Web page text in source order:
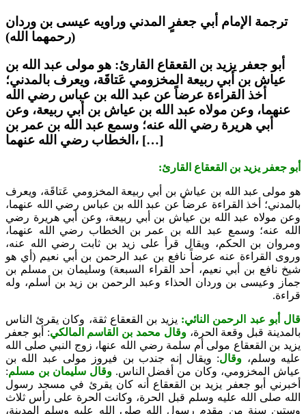
ترجمة الإمام أبي جعفرٍ المدني وراويه عيسى بن وردان
(رحمهما الله)
أبو جعفر يزيد بن القعقاع القارئ: هو مولى عبد الله بن
عياش بن أبي ربيعة المخزومي عَتاقَة، ويعرف بالمدني؛
أخذ القراءة عرضاً عن عبد الله بن عباس رضي الله
عنهما، وعن مولاه عبد الله بن عياش بن أبي ربيعة، وعن
أبي هريرة رضي الله عنه؛ وسمع عبد الله بن عمر بن
الخطاب رضي الله عنهما، […]
أبو جعفر يزيد بن القعقاع القارئ:
هو مولى عبد الله بن عياش بن أبي ربيعة المخزومي عَتاقَة، ويعرف
بالمدني؛ أخذ القراءة عرضاً عن عبد الله بن عباس رضي الله عنهما،
وعن مولاه عبد الله بن عياش بن أبي ربيعة، وعن أبي هريرة رضي
الله عنه؛ وسمع عبد الله بن عمر بن الخطاب رضي الله عنهما،
ومروان بن الحكم، ويقال قرأ على زيد بن ثابت رضي الله عنه،
وروى القراءة عنه عرضاً نافع بن عبد الرحمن بن أبي نعيم (أي هو
شيخ نافع بن أبي نعيم، أحد القراء السبعة) وسليمان بن مسلم بن
جماز وعيسى بن وردان الحذاء وعبد الرحمن بن زيد بن أسلم، وله
قراءة.
قال أبو عبد الرحمن النائي: يزيد بن القعقاع ثقة، وكان يقرئ الناس
بالمدينة قبل وقعة الحرة،وقال محمد بن القاسم المالكي: أبو جعفر
يزيد بن القعقاع مولى أم سلمة رضي الله عنها، زوج النبي صلى الله
عليه وسلم، وقال: ويقال إنه جندب بن فيروز مولى عبد الله بن
عياش المخزومي، وكان من أفضل الناس.وقال سليمان بن مسلم:
أخبرني أبو جعفر يزيد بن القعقاع أنه كان يقرئ في مسجد رسول
الله صلى الله عليه وسلم قبل الحرة، وكانت الحرة على رأس ثلاث
وستين سنة من مقدم رسول الله صلى الله عليه وسلم المدينة،